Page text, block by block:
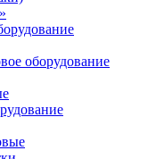
оборудование